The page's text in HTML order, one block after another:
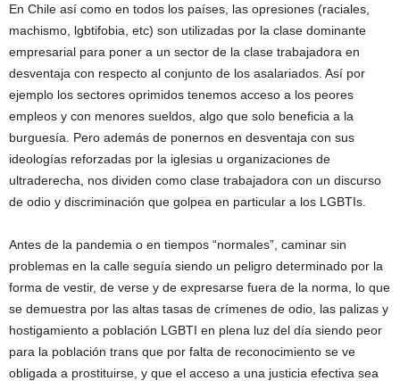
En Chile así como en todos los países, las opresiones (raciales,
machismo, lgbtifobia, etc) son utilizadas por la clase dominante
empresarial para poner a un sector de la clase trabajadora en
desventaja con respecto al conjunto de los asalariados. Así por
ejemplo los sectores oprimidos tenemos acceso a los peores
empleos y con menores sueldos, algo que solo beneficia a la
burguesía. Pero además de ponernos en desventaja con sus
ideologías reforzadas por la iglesias u organizaciones de
ultraderecha, nos dividen como clase trabajadora con un discurso
de odio y discriminación que golpea en particular a los LGBTIs.
Antes de la pandemia o en tiempos “normales”, caminar sin
problemas en la calle seguía siendo un peligro determinado por la
forma de vestir, de verse y de expresarse fuera de la norma, lo que
se demuestra por las altas tasas de crímenes de odio, las palizas y
hostigamiento a población LGBTI en plena luz del día siendo peor
para la población trans que por falta de reconocimiento se ve
obligada a prostituirse, y que el acceso a una justicia efectiva sea